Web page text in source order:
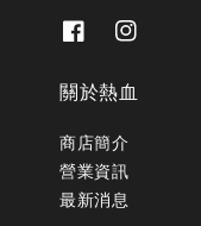
關於熱血
商店簡介
營業資訊
最新消息